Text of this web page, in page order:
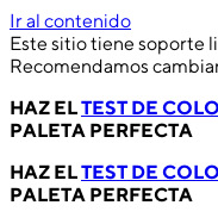
Ir al contenido
Este sitio tiene soporte
Recomendamos
HAZ ELTEST DE
PALETA PERFECTA
HAZ ELTEST DE
PALETA PERFECTA